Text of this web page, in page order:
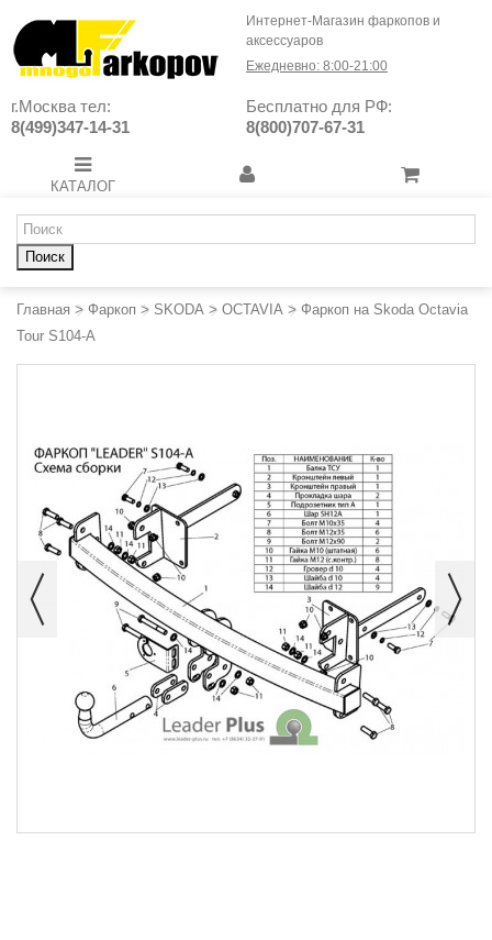
Интернет-Магазин фаркопов и
аксессуаров
Ежедневно: 8:00-21:00
г.Москва тел:
8(499)347-14-31
Бесплатно для РФ:
8(800)707-67-31
КАТАЛОГ
Поиск
Главная > Фаркоп > SKODA > OCTAVIA > Фаркоп на Skoda Octavia
Tour S104-A